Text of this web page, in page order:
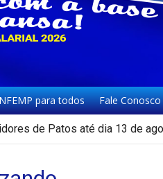
para todos Fale Conosco
de Patos até dia 13 de